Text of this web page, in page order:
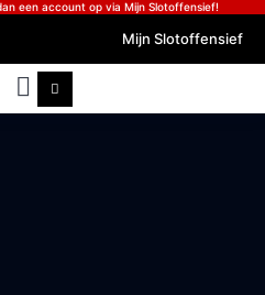
een account op via Mijn Slotoffensief!
Mijn Slotoffensief